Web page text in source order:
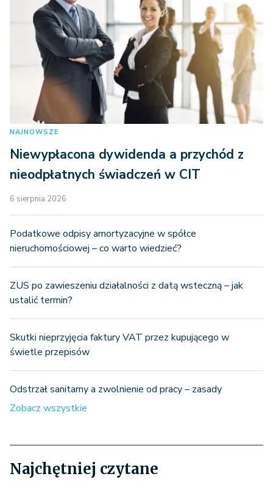
NAJNOWSZE
Niewypłacona dywidenda a przychód z
nieodpłatnych świadczeń w CIT
6 sierpnia 2026
Podatkowe odpisy amortyzacyjne w spółce
nieruchomościowej – co warto wiedzieć?
ZUS po zawieszeniu działalności z datą wsteczną – jak
ustalić termin?
Skutki nieprzyjęcia faktury VAT przez kupującego w
świetle przepisów
Odstrzał sanitarny a zwolnienie od pracy – zasady
Zobacz wszystkie
Najchętniej czytane